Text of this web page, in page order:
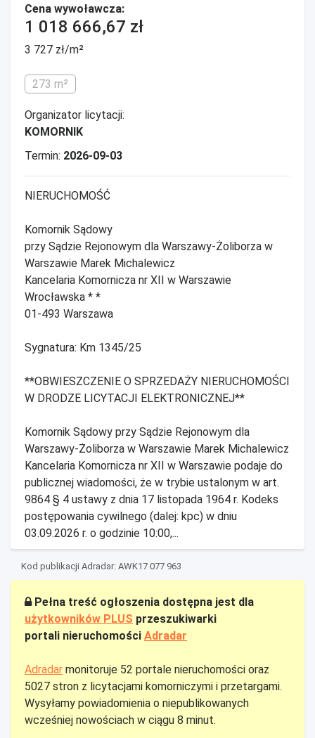
Cena wywoławcza:
1 018 666,67 zł
3 727 zł/m²
273 m²
Organizator licytacji:
KOMORNIK
Termin: 2026-09-03
NIERUCHOMOŚĆ
Komornik Sądowy
przy Sądzie Rejonowym dla Warszawy-Żoliborza w
Warszawie Marek Michalewicz
Kancelaria Komornicza nr XII w Warszawie
Wrocławska * *
01-493 Warszawa
Sygnatura: Km 1345/25
**OBWIESZCZENIE O SPRZEDAŻY NIERUCHOMOŚCI
W DRODZE LICYTACJI ELEKTRONICZNEJ**
Komornik Sądowy przy Sądzie Rejonowym dla
Warszawy-Żoliborza w Warszawie Marek Michalewicz
Kancelaria Komornicza nr XII w Warszawie podaje do
publicznej wiadomości, że w trybie ustalonym w art.
9864 § 4 ustawy z dnia 17 listopada 1964 r. Kodeks
postępowania cywilnego (dalej: kpc) w dniu
03.09.2026 r. o godzinie 10:00,...
Kod publikacji Adradar: AWK17 077 963
Pełna treść ogłoszenia dostępna jest dla
użytkowników PLUS przeszukiwarki
portali nieruchomości Adradar
Adradar monitoruje 52 portale nieruchomości oraz
5027 stron z licytacjami komorniczymi i przetargami.
Wysyłamy powiadomienia o niepublikowanych
wcześniej nowościach w ciągu 8 minut.